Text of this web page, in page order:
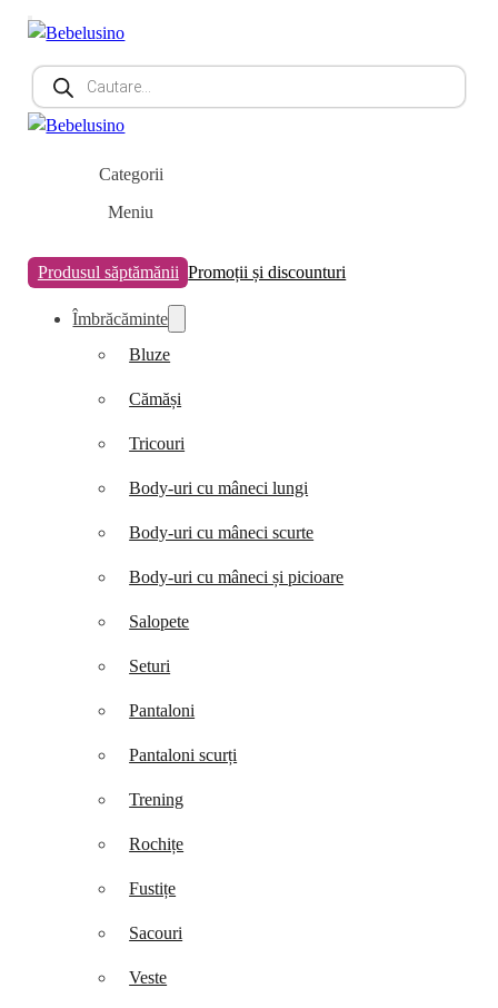
Products
search
Categorii
Meniu
Produsul săptămănii Promoții și discounturi
Îmbrăcăminte
Bluze
Cămăși
Tricouri
Body-uri cu mâneci lungi
Body-uri cu mâneci scurte
Body-uri cu mâneci și picioare
Salopete
Seturi
Pantaloni
Pantaloni scurți
Trening
Rochițe
Fustițe
Sacouri
Veste